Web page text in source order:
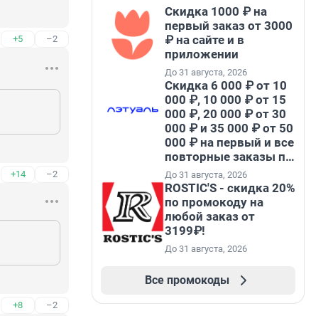
+5 –2
+14 –2
+8 –2
Скидка 1000 ₽ на
первый заказ от 3000
₽ на сайте и в
приложении
До 31 августа, 2026
Скидка 6 000 ₽ от 10
000 ₽, 10 000 ₽ от 15
000 ₽, 20 000 ₽ от 30
000 ₽ и 35 000 ₽ от 50
000 ₽ на первый и все
повторные заказы по
промокоду НАБЕРИ
До 31 августа, 2026
ROSTIC'S - скидка 20%
по промокоду на
любой заказ от
3199₽!
До 31 августа, 2026
Все промокоды